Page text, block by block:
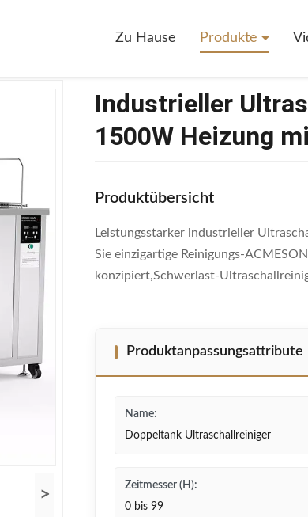
Zu Hause Produkte
>
Industrieller
1500W Heizung
Produktübersicht
Leistungsstarker industrieller
Sie einzigartige Reinigungs-
konzipiert,Schwerlast-
Produktanpassungsattribute
Name:
Doppeltank Ultraschallreiniger
Zeitmesser (H):
0 bis 99